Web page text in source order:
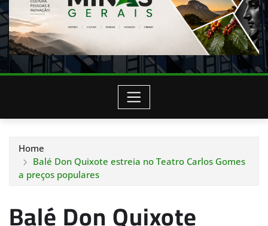
Home
Balé Don Quixote estreia no Teatro Carlos Gomes
a preços populares
Balé Don Quixote